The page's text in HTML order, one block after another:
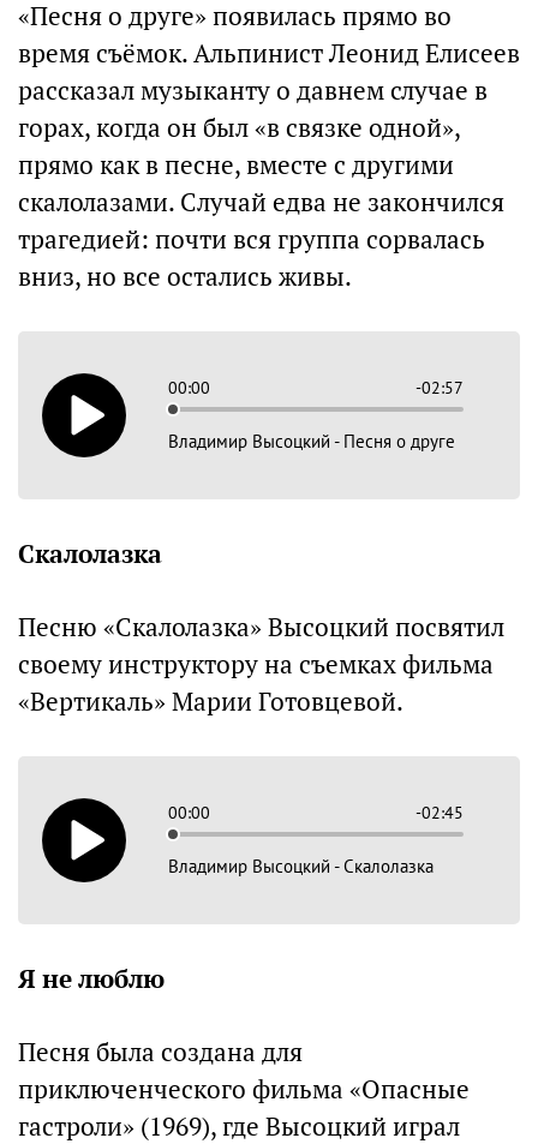
«Песня о друге» появилась прямо во
время съёмок. Альпинист Леонид Елисеев
рассказал музыканту о давнем случае в
горах, когда он был «в связке одной»,
прямо как в песне, вместе с другими
скалолазами. Случай едва не закончился
трагедией: почти вся группа сорвалась
вниз, но все остались живы.
00:00 -02:57
Владимир Высоцкий - Песня о друге
Скалолазка
Песню «Скалолазка» Высоцкий посвятил
своему инструктору на съемках фильма
«Вертикаль» Марии Готовцевой.
00:00 -02:45
Владимир Высоцкий - Скалолазка
Я не люблю
Песня была создана для
приключенческого фильма «Опасные
гастроли» (1969), где Высоцкий играл